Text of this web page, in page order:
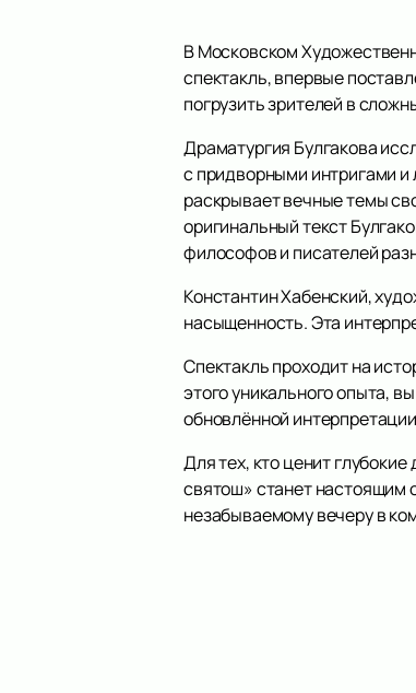
В Московском
спектакль, впервые
погрузить зрителей в
Драматургия Булгакова
с придворными интригами и
раскрывает вечные темы
оригинальный текст
философов и писателей
Константин Хабенский,
насыщенность. Эта
Спектакль проходит на
этого уникального опыта,
обновлённой
Для тех, кто ценит
святош» станет настоящим
незабываемому вечеру в